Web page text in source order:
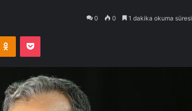
0 0 1 dakika okuma süresi
Odnoklassniki
Pocket